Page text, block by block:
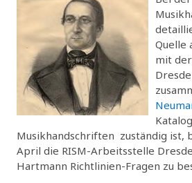
Quelle
mit
Musikhandschriften zuständig ist,
April die RISM-Arbeitsstelle
Hartmann Richtlinien-Fragen zu